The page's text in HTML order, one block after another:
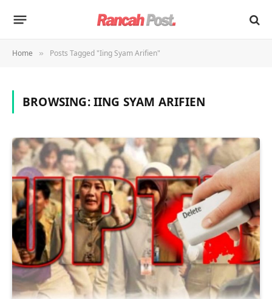
Home » Posts Tagged "Iing Syam Arifien"
BROWSING:IING SYAM ARIFIEN